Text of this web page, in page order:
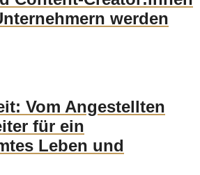
werden
Vom Angestellten
für ein
Leben und